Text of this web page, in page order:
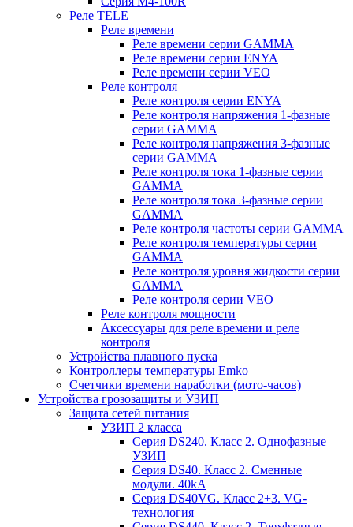
Реле TELE
Реле времени
Реле времени серии GAMMA
Реле времени серии ENYA
Реле времени серии VEO
Реле контроля
Реле контроля серии ENYA
Реле контроля напряжения 1-фазные
серии GAMMA
Реле контроля напряжения 3-фазные
серии GAMMA
Реле контроля тока 1-фазные серии
GAMMA
Реле контроля тока 3-фазные серии
GAMMA
Реле контроля частоты серии GAMMA
Реле контроля температуры серии
GAMMA
Реле контроля уровня жидкости серии
GAMMA
Реле контроля серии VEO
Реле контроля мощности
Аксессуары для реле времени и реле
контроля
Устройства плавного пуска
Контроллеры температуры Emko
Счетчики времени наработки (мото-часов)
Устройства грозозащиты и УЗИП
Защита сетей питания
УЗИП 2 класса
Серия DS240. Класс 2. Однофазные
УЗИП
Серия DS40. Класс 2. Сменные
модули. 40kA
Серия DS40VG. Класс 2+3. VG-
технология